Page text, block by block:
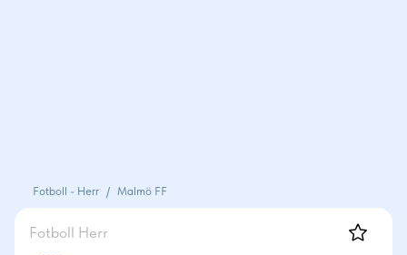
Fotboll - Herr / Malmö FF
Fotboll Herr